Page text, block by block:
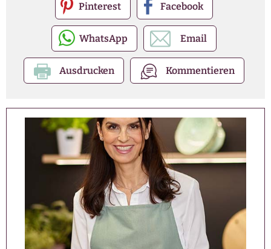
Pinterest Facebook
WhatsApp Email
Ausdrucken Kommentieren